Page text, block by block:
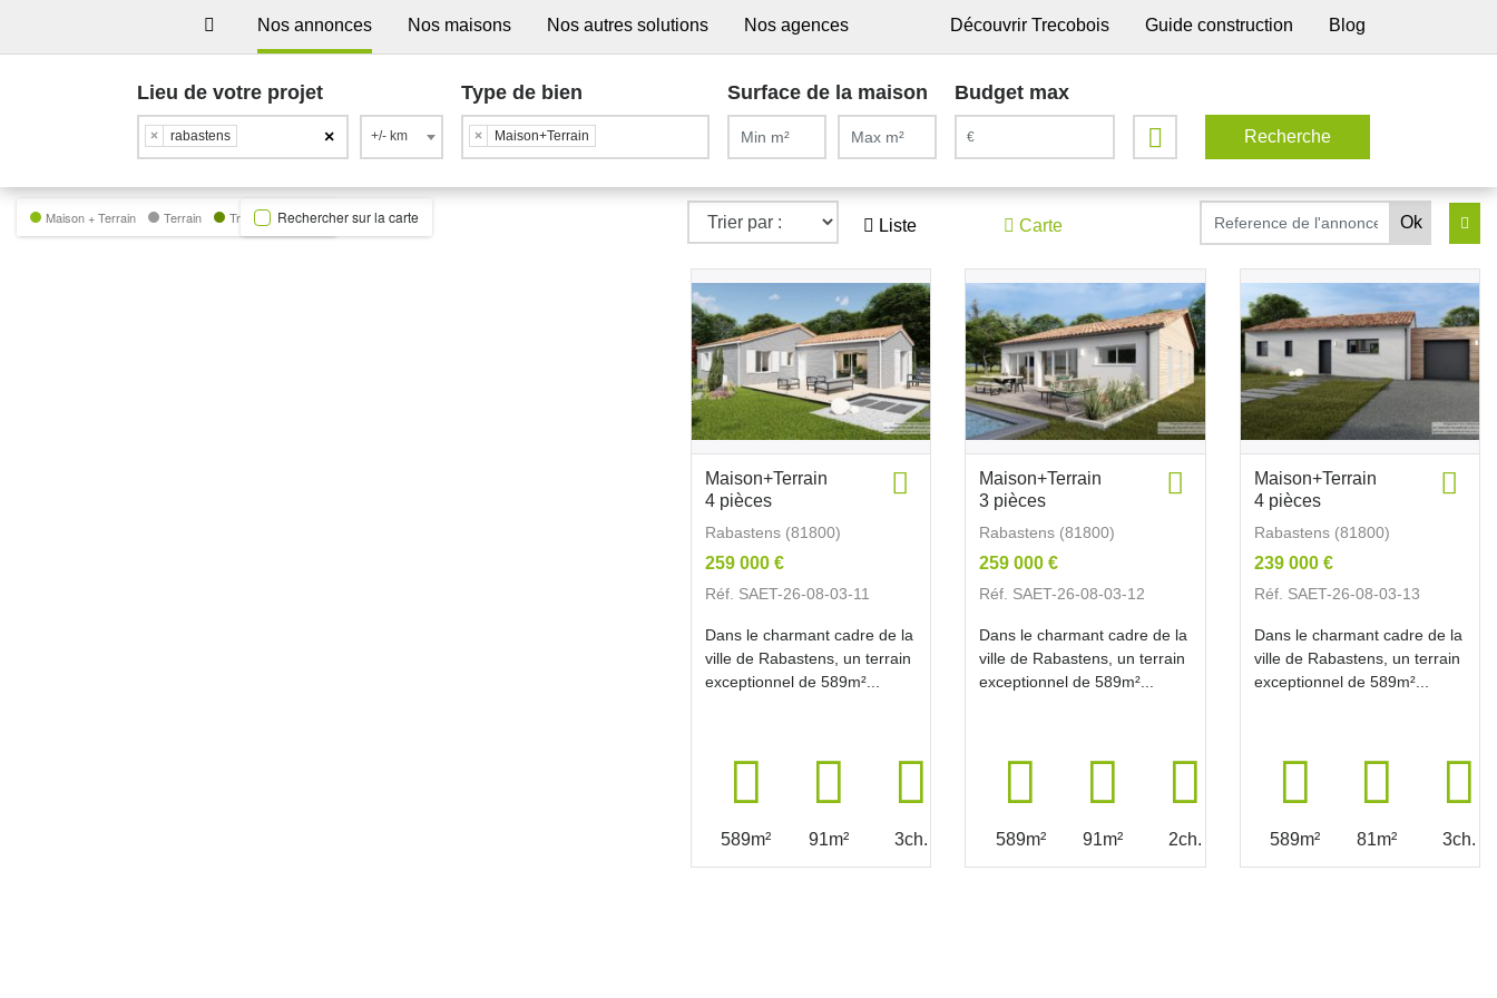
Nos annonces Nos maisons Nos autres solutions Nos agences Découvrir Trecobois Guide construction Blog
Lieu de votre projet
×
× rabastens +/- km
Type de bien
× Maison+Terrain
Surface de la maison Budget max
Liste Carte
Maison + Terrain Terrain Trecobat GreenRechercher sur la carte
Maison+Terrain
4 pièces
Rabastens (81800)
259 000 €
Réf. SAET-26-08-03-11
Dans le charmant cadre de la
ville de Rabastens, un terrain
exceptionnel de 589m²...
589m² 91m² 3ch.
Maison+Terrain
3 pièces
Rabastens (81800)
259 000 €
Réf. SAET-26-08-03-12
Dans le charmant cadre de la
ville de Rabastens, un terrain
exceptionnel de 589m²...
589m² 91m² 2ch.
Maison+Terrain
4 pièces
Rabastens (81800)
239 000 €
Réf. SAET-26-08-03-13
Dans le charmant cadre de la
ville de Rabastens, un terrain
exceptionnel de 589m²...
589m² 81m² 3ch.